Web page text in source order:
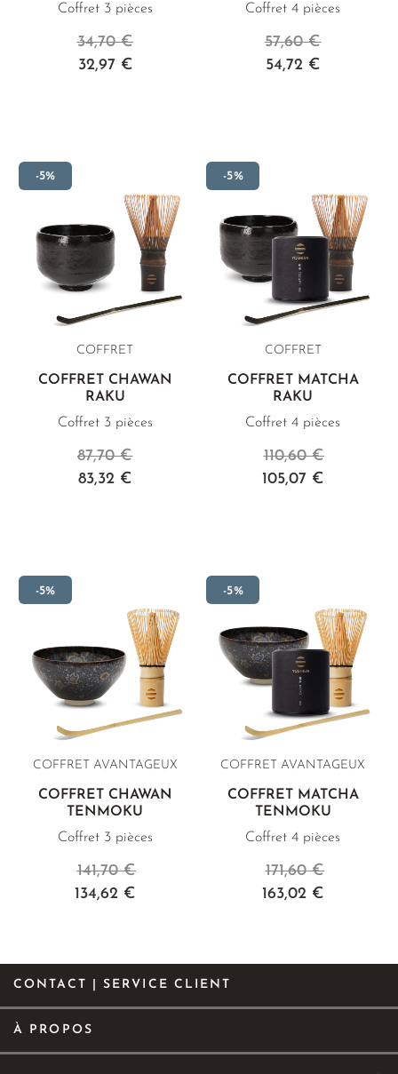
Coffret 3 pièces
32,97 €
34,70 €
Coffret 4 pièces
54,72 €
57,60 €
-5%
COFFRET
COFFRET CHAWAN
RAKU
Coffret 3 pièces
83,32 €
87,70 €
-5%
COFFRET
COFFRET MATCHA
RAKU
Coffret 4 pièces
105,07 €
110,60 €
-5%
COFFRET AVANTAGEUX
COFFRET CHAWAN
TENMOKU
Coffret 3 pièces
134,62 €
141,70 €
-5%
COFFRET AVANTAGEUX
COFFRET MATCHA
TENMOKU
Coffret 4 pièces
163,02 €
171,60 €
CONTACT | SERVICE CLIENT
À PROPOS